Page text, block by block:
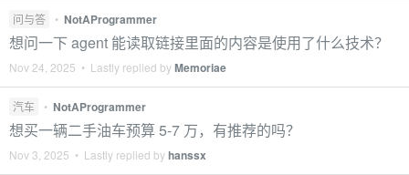
问与答 • NotAProgrammer
想问一下 agent 能读取链接里面的内容是使用了什么技术？
Nov 24, 2025 • Lastly replied byMemoriae
汽车 • NotAProgrammer
想买一辆二手油车预算 5-7 万，有推荐的吗？
Nov 3, 2025 • Lastly replied byhanssx